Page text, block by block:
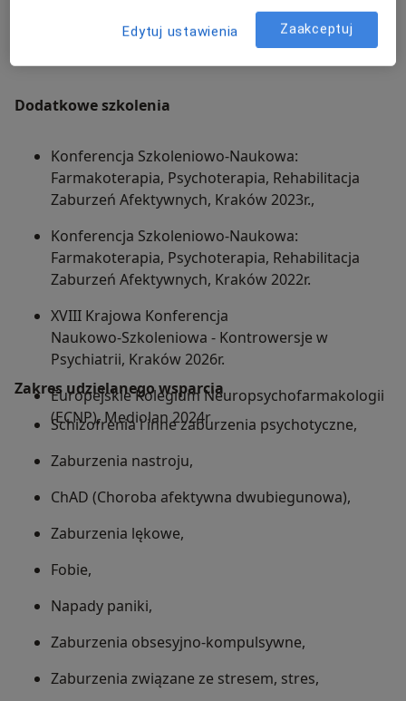
Klinicznym Psychiatrii Dorosłych, Dzieci i
Młodzieży Szpitala Uniwersyteckiego w Krakowie
Dodatkowe szkolenia
Konferencja Szkoleniowo-Naukowa:
Farmakoterapia, Psychoterapia, Rehabilitacja
Zaburzeń Afektywnych, Kraków 2023r.,
Konferencja Szkoleniowo-Naukowa:
Farmakoterapia, Psychoterapia, Rehabilitacja
Zaburzeń Afektywnych, Kraków 2022r.
XVIII Krajowa Konferencja
Naukowo-Szkoleniowa - Kontrowersje w
Psychiatrii, Kraków 2026r.
Europejskie Kolegium Neuropsychofarmakologii
(ECNP), Mediolan 2024r
Zakres udzielanego wsparcia
Schizofrenia i inne zaburzenia psychotyczne,
Zaburzenia nastroju,
ChAD (Choroba afektywna dwubiegunowa),
Zaburzenia lękowe,
Fobie,
Napady paniki,
Zaburzenia obsesyjno-kompulsywne,
Zaburzenia związane ze stresem, stres,
Edytuj ustawienia Zaakceptuj